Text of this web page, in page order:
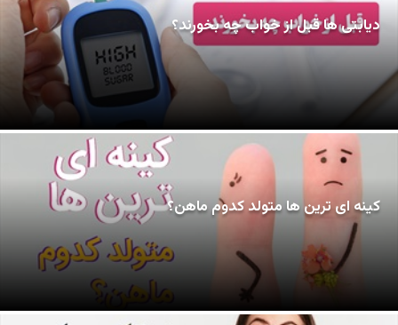
دیابتی ها قبل از خواب چه بخورند؟
کینه ای ترین ها متولد کدوم ماهن؟